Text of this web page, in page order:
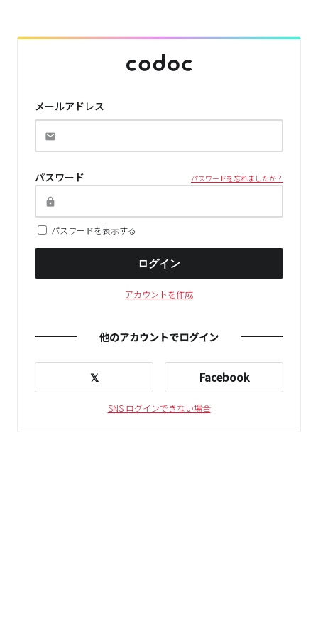
メールアドレス
パスワード パスワードを忘れましたか？
パスワードを表示する
ログイン
アカウントを作成
他のアカウントでログイン
𝕏 Facebook
SNS ログインできない場合